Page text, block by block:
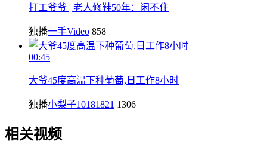
打工爷爷 | 老人修鞋50年：闲不住
独播一手Video 858
00:45
大爷45度高温下种葡萄,日工作8小时
独播小梨子10181821 1306
相关视频